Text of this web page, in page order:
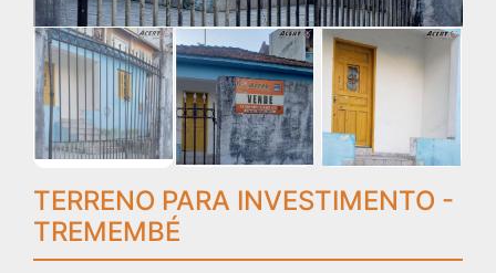
TERRENO PARA INVESTIMENTO -
TREMEMBÉ